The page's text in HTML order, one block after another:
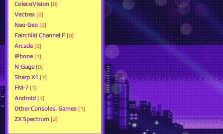
ColecoVision [0]
Vectrex [0]
Neo-Geo [0]
Fairchild Channel F [0]
Arcade [0]
iPhone [1]
N-Gage [0]
Sharp X1 [1]
FM-7 [1]
Android [1]
Other Consoles, Games [1]
ZX Spectrum [2]